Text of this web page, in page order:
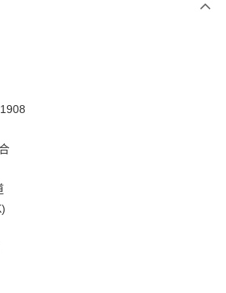
】
品之後才付款」的支付方式。 讓您購物簡單
需綁卡、不需儲值。
訊認證，即可結帳。
後，再付款。
程】
先享後付」後，將跳轉至「AFTEE先享後付」
認金額後，即可完成結帳。
到繳費通知簡訊。
進行付款，方視為交易完成。
以上)免運費